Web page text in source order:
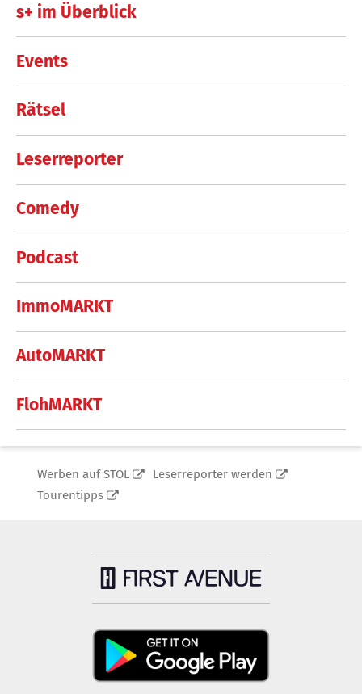
s+ im Überblick
Events
Rätsel
Leserreporter
Comedy
Podcast
ImmoMARKT
AutoMARKT
FlohMARKT
Werben auf STOL
Leserreporter werden
Tourentipps